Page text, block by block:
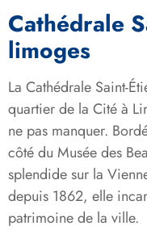
Cathédrale
limoges
La Cathédrale Saint-
quartier de la Cité à
ne pas manquer.
côté du Musée des
splendide sur la
depuis 1862, elle
patrimoine de la ville.